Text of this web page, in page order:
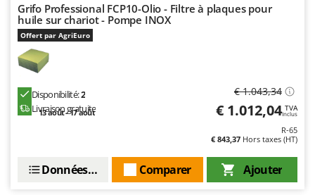
Palumbo Pavi
Partisani
Paterlini
Pramac
R.G.V.
Grifo Professional FCP10-Olio - Filtre à plaques pour
huile sur chariot - Pompe INOX
Offert par AgriEuro
Disponibilité:2
Livraison gratuite
13 août - 17 août
€ 1.043,34
€ 1.012,04 TVA
Inclus
R-65
€ 843,37 Hors taxes (HT)
Ajouter
Comparer
Données techniques